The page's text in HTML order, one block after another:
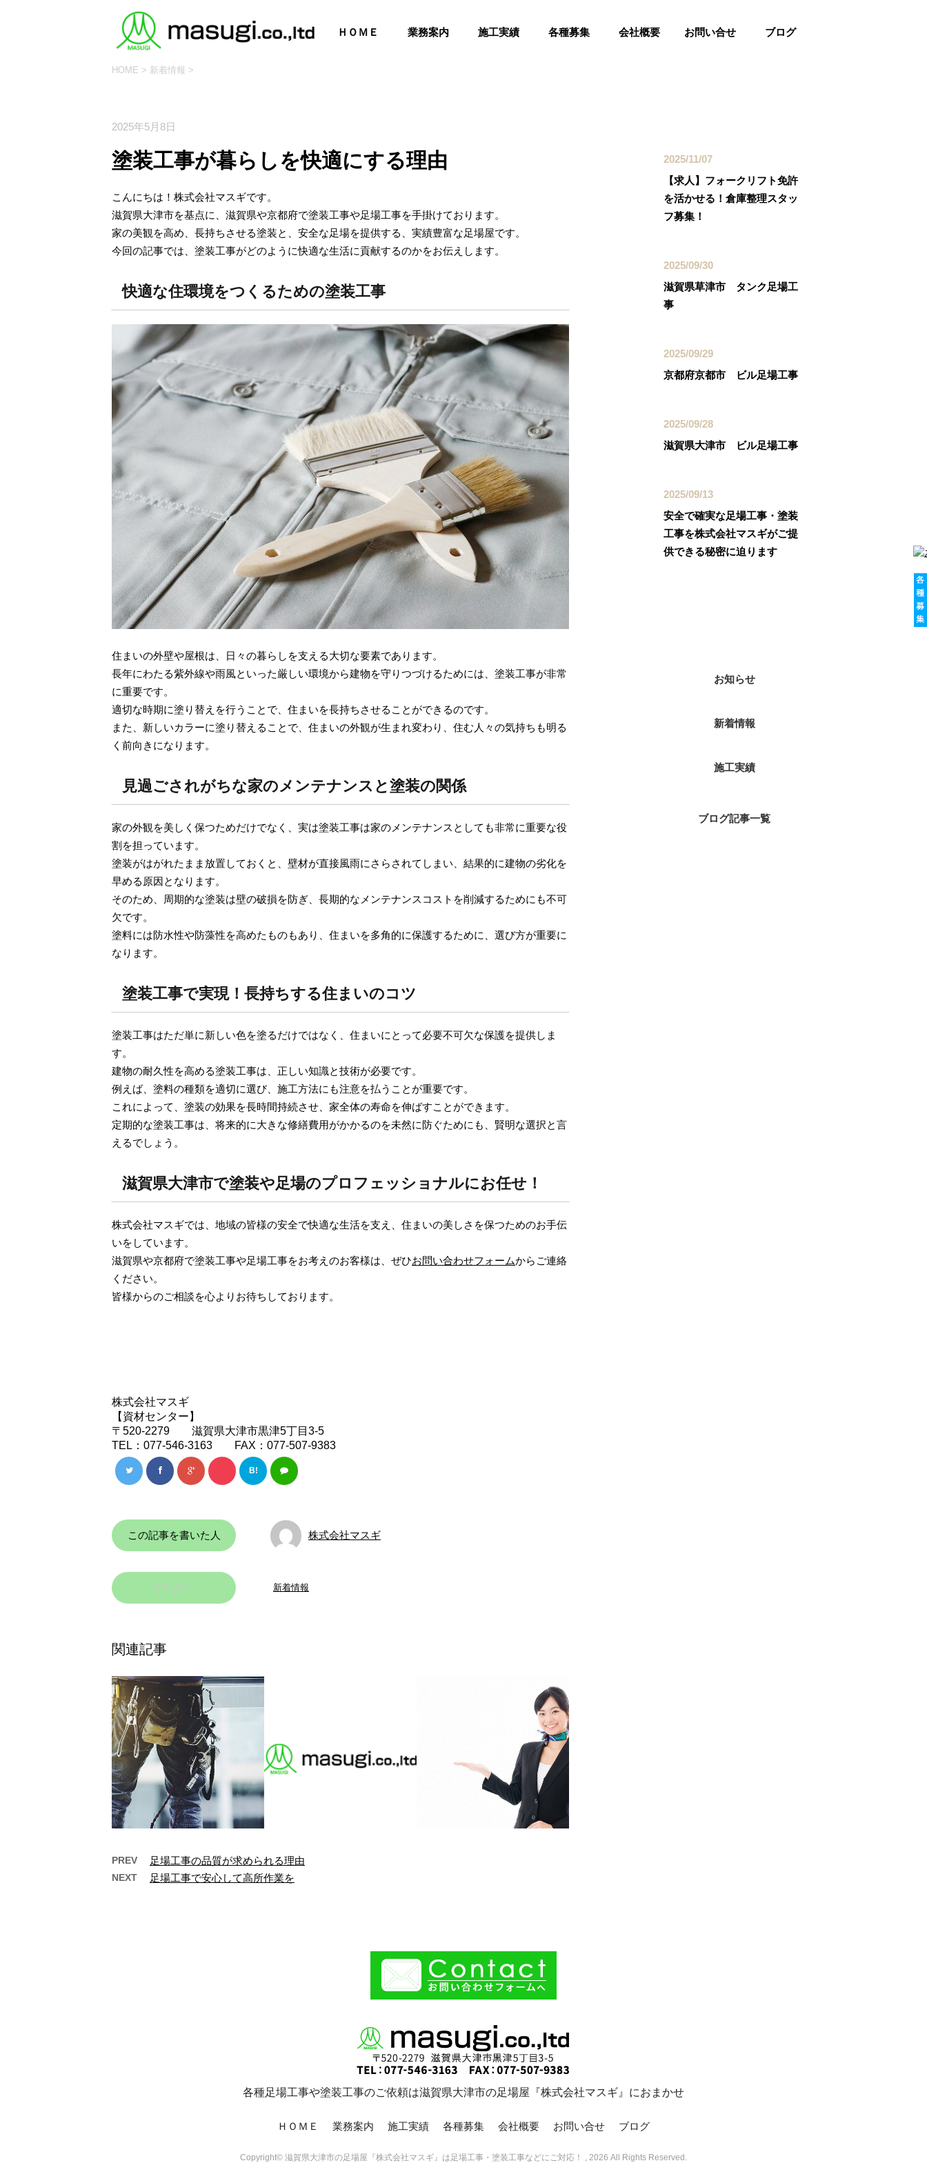
ＨＯＭＥ 業務案内 施工実績 各種募集 会社概要 お問い合せ ブログ
HOME > 新着情報 >
2025年5月8日
塗装工事が暮らしを快適にする理由
こんにちは！株式会社マスギです。
滋賀県大津市を基点に、滋賀県や京都府で塗装工事や足場工事を手掛けております。
家の美観を高め、長持ちさせる塗装と、安全な足場を提供する、実績豊富な足場屋です。
今回の記事では、塗装工事がどのように快適な生活に貢献するのかをお伝えします。
快適な住環境をつくるための塗装工事
住まいの外壁や屋根は、日々の暮らしを支える大切な要素であります。
長年にわたる紫外線や雨風といった厳しい環境から建物を守りつづけるためには、塗装工事が非常
に重要です。
適切な時期に塗り替えを行うことで、住まいを長持ちさせることができるのです。
また、新しいカラーに塗り替えることで、住まいの外観が生まれ変わり、住む人々の気持ちも明る
く前向きになります。
見過ごされがちな家のメンテナンスと塗装の関係
家の外観を美しく保つためだけでなく、実は塗装工事は家のメンテナンスとしても非常に重要な役
割を担っています。
塗装がはがれたまま放置しておくと、壁材が直接風雨にさらされてしまい、結果的に建物の劣化を
早める原因となります。
そのため、周期的な塗装は壁の破損を防ぎ、長期的なメンテナンスコストを削減するためにも不可
欠です。
塗料には防水性や防藻性を高めたものもあり、住まいを多角的に保護するために、選び方が重要に
なります。
塗装工事で実現！長持ちする住まいのコツ
塗装工事はただ単に新しい色を塗るだけではなく、住まいにとって必要不可欠な保護を提供しま
す。
建物の耐久性を高める塗装工事は、正しい知識と技術が必要です。
例えば、塗料の種類を適切に選び、施工方法にも注意を払うことが重要です。
これによって、塗装の効果を長時間持続させ、家全体の寿命を伸ばすことができます。
定期的な塗装工事は、将来的に大きな修繕費用がかかるのを未然に防ぐためにも、賢明な選択と言
えるでしょう。
滋賀県大津市で塗装や足場のプロフェッショナルにお任せ！
株式会社マスギでは、地域の皆様の安全で快適な生活を支え、住まいの美しさを保つためのお手伝
いをしています。
滋賀県や京都府で塗装工事や足場工事をお考えのお客様は、ぜひお問い合わせフォームからご連絡
ください。
皆様からのご相談を心よりお待ちしております。
株式会社マスギ
【資材センター】
〒520-2279 滋賀県大津市黒津5丁目3-5
TEL：077-546-3163 FAX：077-507-9383
B!
この記事を書いた人 株式会社マスギ
カテゴリー 新着情報
関連記事
足場工事の安全性を高める
滋賀・京都エリアでの足場
社マスギは、足場 …
足場工事や塗装工 …
PREV 足場工事の品質が求められる理由
NEXT 足場工事で安心して高所作業を
2025/11/07
【求人】フォークリフト免許
を活かせる！倉庫整理スタッ
フ募集！
2025/09/30
滋賀県草津市 タンク足場工
事
2025/09/29
京都府京都市 ビル足場工事
2025/09/28
滋賀県大津市 ビル足場工事
2025/09/13
安全で確実な足場工事・塗装
工事を株式会社マスギがご提
供できる秘密に迫ります
お知らせ
新着情報
施工実績
ブログ記事一覧
各種足場工事や塗装工事のご依頼は滋賀県大津市の足場屋『株式会社マスギ』におまかせ
ＨＯＭＥ 業務案内 施工実績 各種募集 会社概要 お問い合せ ブログ
Copyright© 滋賀県大津市の足場屋『株式会社マスギ』は足場工事・塗装工事などにご対応！ , 2026 All Rights Reserved.